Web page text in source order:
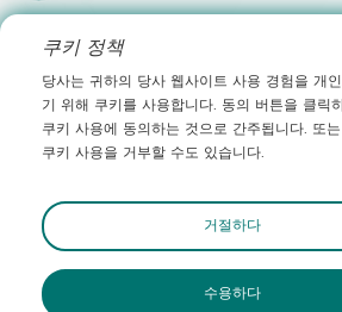
0086-510-85581586
중국 장쑤성 우시 빈후구 후다
쿠키 정책
당사는 귀하의 당사 웹사이트 사용 경험을 개
기 위해 쿠키를 사용합니다. 동의 버튼을 클릭
쿠키 사용에 동의하는 것으로 간주됩니다. 또
쿠키 사용을 거부할 수도 있습니다.
거절하다
수용하다